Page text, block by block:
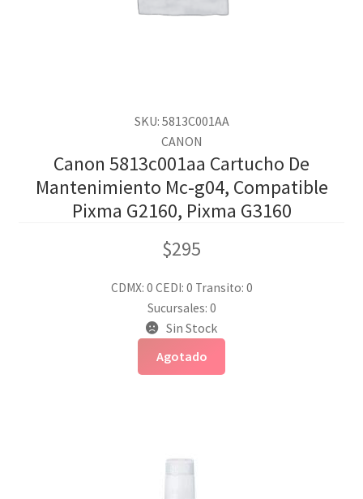
SKU: 5813C001AA
CANON
Canon 5813c001aa Cartucho De
Mantenimiento Mc-g04, Compatible
Pixma G2160, Pixma G3160
$295
CDMX: 0 CEDI: 0 Transito: 0
Sucursales: 0
Sin Stock
Agotado